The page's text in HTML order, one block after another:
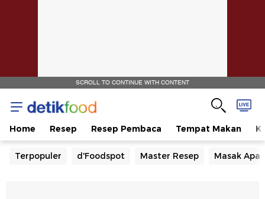
SCROLL TO CONTINUE WITH CONTENT
Home Resep Resep Pembaca Tempat Makan
Terpopuler d'Foodspot Master Resep Masak Apa